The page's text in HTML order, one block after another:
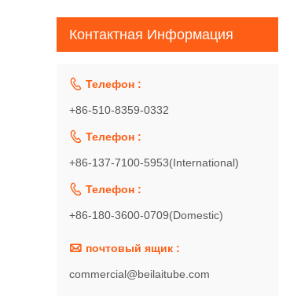
Контактная Информация
 Телефон :
+86-510-8359-0332
 Телефон :
+86-137-7100-5953(International)
 Телефон :
+86-180-3600-0709(Domestic)
 почтовый ящик :
commercial@beilaitube.com